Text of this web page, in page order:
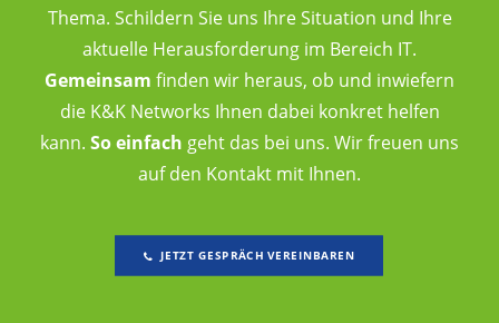
Thema. Schildern Sie uns Ihre Situation und Ihre
aktuelle Herausforderung im Bereich IT.
Gemeinsam finden wir heraus, ob und inwiefern
die K&K Networks Ihnen dabei konkret helfen
kann. So einfach geht das bei uns. Wir freuen uns
auf den Kontakt mit Ihnen.
JETZT GESPRÄCH VEREINBAREN